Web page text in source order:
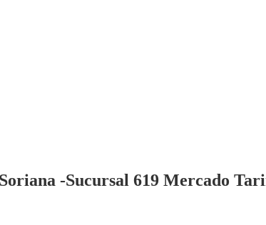
-Sucursal 619 Mercado